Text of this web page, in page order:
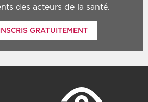
des acteurs de la santé.
GRATUITEMENT